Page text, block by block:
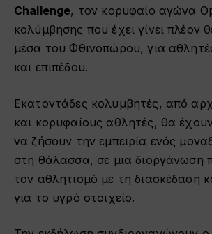
Challenge, τον κορυφαίο αγώνα
κολύμβησης που έχει γίνει πλέον
μέσα του Φθινοπώρου, για
και επιπέδου.
Εκατοντάδες κολυμβητές, από
και κορυφαίους αθλητές, θα
να ζήσουν την εμπειρία ενός
στη θάλασσα, σε μια διοργάνωση
τον αθλητισμό με τη διασκέδαση
για το υγρό στοιχείο.